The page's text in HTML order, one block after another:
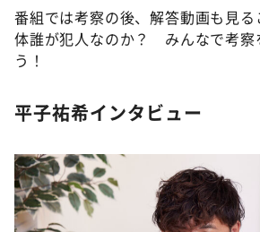
番組では考察の後、解答動画も見
体誰が犯人なのか？ みんなで考察
う！
平子祐希インタビュー